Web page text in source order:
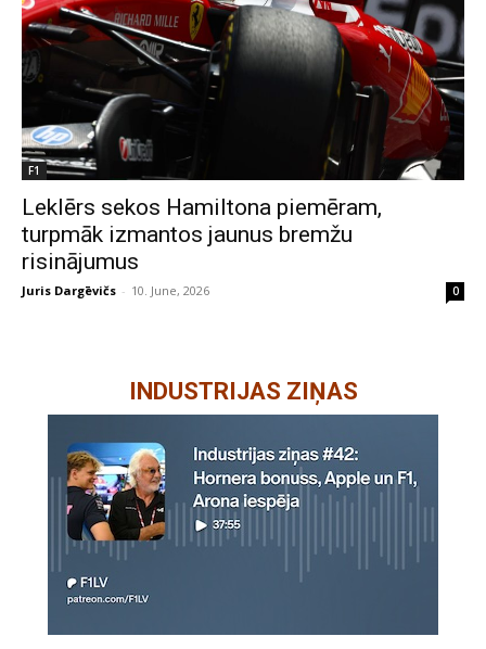
F1
Leklērs sekos Hamiltona piemēram,
turpmāk izmantos jaunus bremžu
risinājumus
Juris Dargēvičs - 10. June, 2026 0
INDUSTRIJAS ZIŅAS